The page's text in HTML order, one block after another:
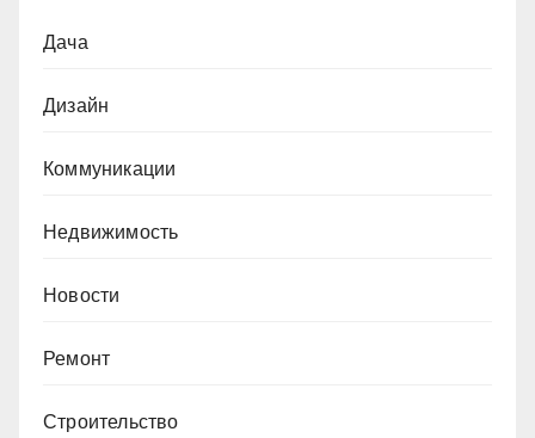
Дача
Дизайн
Коммуникации
Недвижимость
Новости
Ремонт
Строительство